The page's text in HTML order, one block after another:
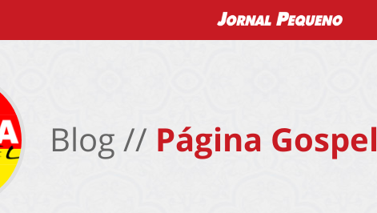
Blog // Página Gospel